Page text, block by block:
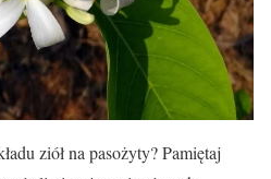
ziół na pasożyty? Pamiętaj